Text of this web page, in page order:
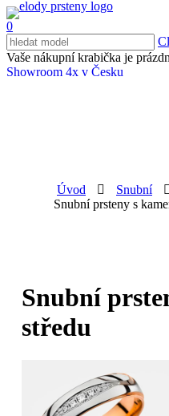
0
Vaše nákupní krabička je
Showroom 4x v Česku
Úvod
Snubní
Snubní prsteny s
Snubní
středu